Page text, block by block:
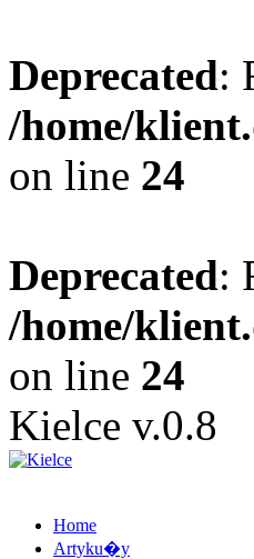
Deprecated:
/home/
on line 24
Deprecated:
/home/
on line 24
Kielce v.0.8
Home
Artyku�y